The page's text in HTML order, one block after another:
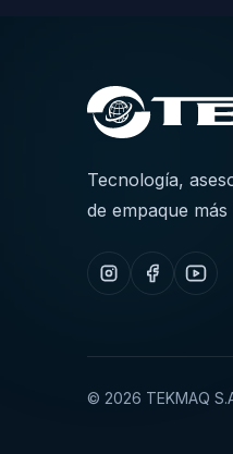
Tecnología,
de empaque
© 2026 TEKMAQ